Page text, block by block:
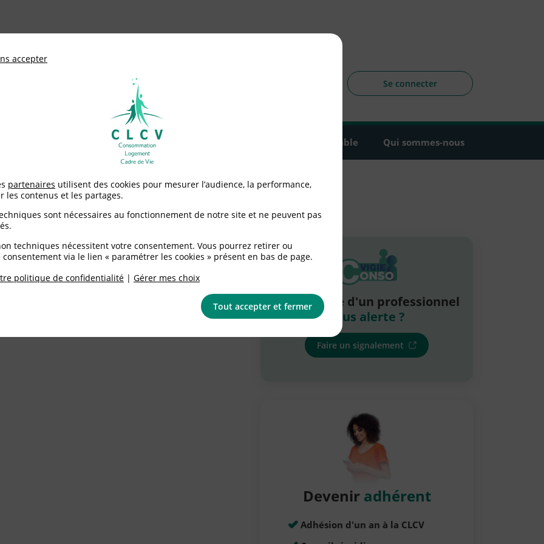
de défense des consommateurs et usagers
Se connecter
Environnement / Santé Agir ensemble Qui sommes-nous
La pratique d'un professionnel
vous alerte ?
Faire un signalement
Devenir adhérent
Adhésion d'un an à la CLCV
accepter
partenaires utilisent des cookies pour mesurer l’audience, la performance,
les contenus et les partages.
sont nécessaires au fonctionnement de notre site et ne peuvent pas
techniques nécessitent votre consentement. Vous pourrez retirer ou
via le lien « paramétrer les cookies » présent en bas de page.
politique de confidentialité | Gérer mes choix
Tout accepter et fermer